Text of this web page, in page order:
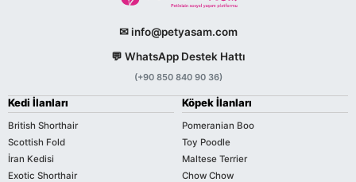
✉ info@petyasam.com
💬 WhatsApp Destek Hattı
(+90 850 840 90 36)
Kedi İlanları
British Shorthair
Scottish Fold
İran Kedisi
Exotic Shorthair
Köpek İlanları
Pomeranian Boo
Toy Poodle
Maltese Terrier
Chow Chow